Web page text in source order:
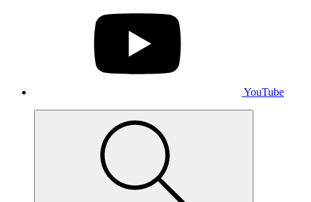
YouTube